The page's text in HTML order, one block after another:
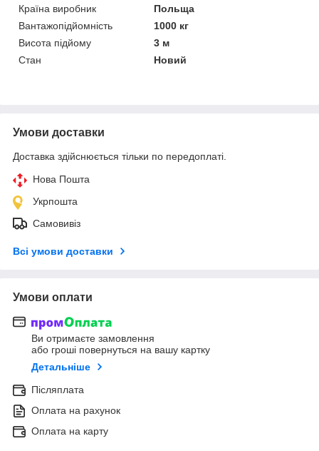
Країна виробник
Польща
Вантажопідйомність
1000 кг
Висота підйому
3 м
Стан
Новий
Умови доставки
Доставка здійснюється тільки по передоплаті.
Нова Пошта
Укрпошта
Самовивіз
Всі умови доставки
Умови оплати
Ви отримаєте замовлення
або гроші повернуться на вашу картку
Детальніше
Післяплата
Оплата на рахунок
Оплата на карту